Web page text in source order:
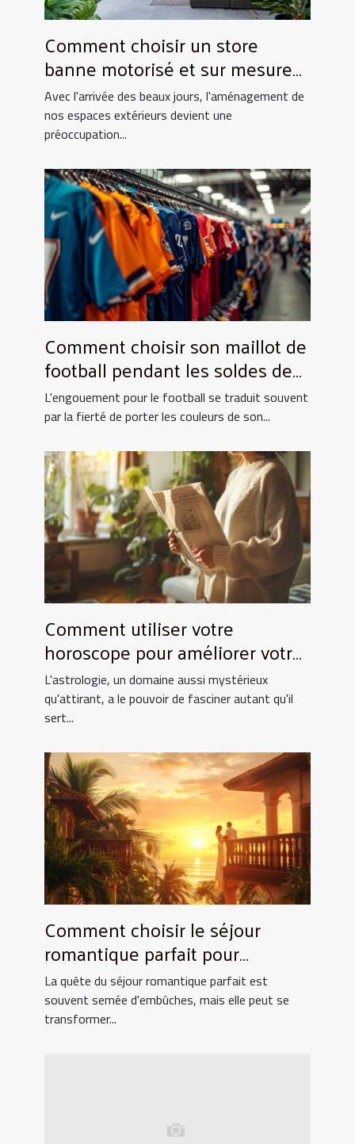
Comment choisir un store
banne motorisé et sur mesure
pour votre maison
Avec l'arrivée des beaux jours, l'aménagement de
nos espaces extérieurs devient une
préoccupation...
Comment choisir son maillot de
football pendant les soldes de
grande envergure
L'engouement pour le football se traduit souvent
par la fierté de porter les couleurs de son...
Comment utiliser votre
horoscope pour améliorer votre
quotidien
L'astrologie, un domaine aussi mystérieux
qu'attirant, a le pouvoir de fasciner autant qu'il
sert...
Comment choisir le séjour
romantique parfait pour
surprendre votre partenaire
La quête du séjour romantique parfait est
souvent semée d'embûches, mais elle peut se
transformer...